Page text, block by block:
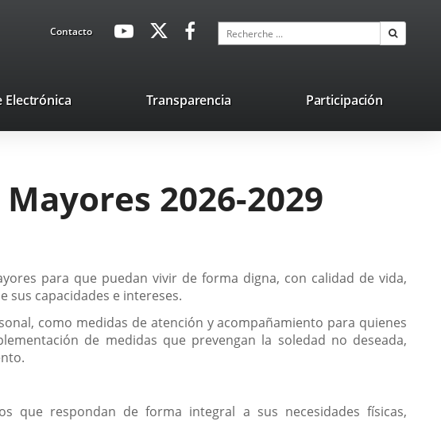
ContactoavaHeaderSocial
Enlace
externa.
Enlace
aplicación
externa.
Enlace
aplicación
externa.
Recherche
ElectrónicaEnlace
una
Transparencia Participación
2026-2029
para que puedan vivir de forma digna, con calidad de vida,
sus capacidades e intereses.
como medidas de atención y acompañamiento para quienes
de medidas que prevengan la soledad no deseada,
que respondan de forma integral a sus necesidades físicas,